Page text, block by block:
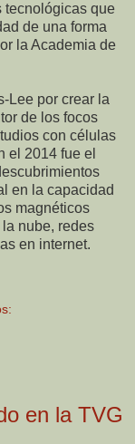
tecnológicas que
de una forma
la Academia de
Lee por crear la
de los focos
con células
el 2014 fue el
en la capacidad
magnéticos
nube, redes
en internet.
en la TVG